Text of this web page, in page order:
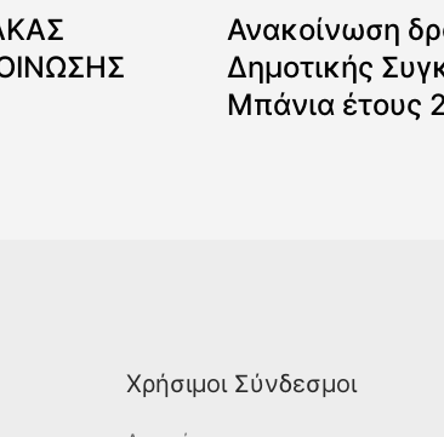
Ανακοίνωση
Δημοτικής
Μπάνια έτους
Χρήσιμοι Σύνδεσμοι